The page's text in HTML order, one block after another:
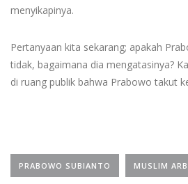
menyikapinya.
Pertanyaan kita sekarang; apakah
tidak, bagaimana dia mengatasinya?
di ruang publik bahwa Prabowo takut
PRABOWO SUBIANTO MUSLIM